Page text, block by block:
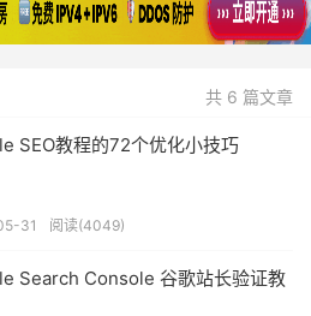
共 6 篇文章
SEO教程的72个优化小技巧
31 阅读(4049)
Search Console 谷歌站长验证教